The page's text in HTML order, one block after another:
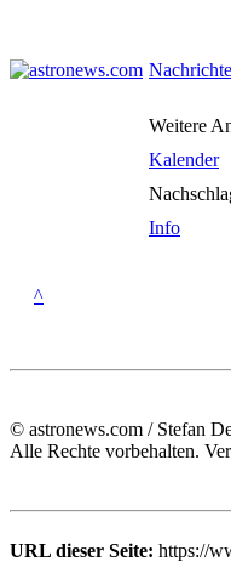
Weitere
Kalender
Info
^
© astronews.com / Stefan
Alle Rechte vorbehalten.
URL dieser Seite: https://